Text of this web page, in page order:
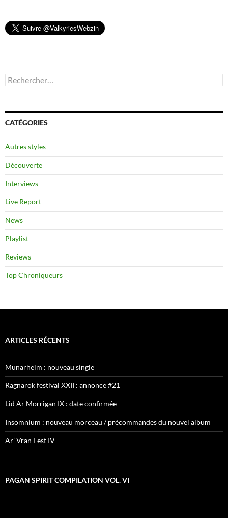
Rechercher :
CATÉGORIES
Autres styles
Découverte
Interviews
Live Report
News
Playlist
Reviews
Top Chroniqueurs
ARTICLES RÉCENTS
Munarheim : nouveau single
Ragnarök festival XXII : annonce #21
Lid Ar Morrigan IX : date confirmée
Insomnium : nouveau morceau / précommandes du nouvel album
Ar’ Vran Fest IV
PAGAN SPIRIT COMPILATION VOL. VI